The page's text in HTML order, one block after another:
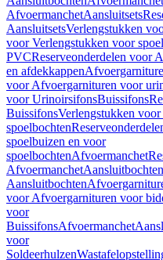
AfvoermanchetAansluitsets
AansluitsetsVerlengstukken
voor Verlengstukken voor
PVCReserveonderdelen voor
en afdekkappen
voor Afvoergarnituren voor
voor UrinoirsifonsBuissifons
BuissifonsVerlengstukken
spoelbochten
spoelbuizen en voor
spoelbochtenAfvoermanchet
AfvoermanchetAansluitbochten
Aansluitbochten
voor Afvoergarnituren voor
voor
BuissifonsAfvoermanchet
voor
Soldeerhulzen